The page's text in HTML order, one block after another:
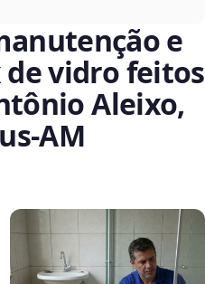
e
vidro feitos
Aleixo,